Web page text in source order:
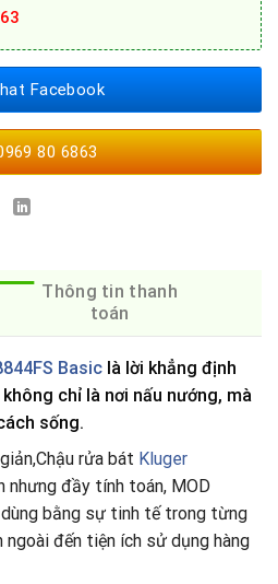
Facebook
80 6863
Thông tin thanh
toán
Basic là lời khẳng định
chỉ là nơi nấu nướng, mà
sống.
rửa bát Kluger
nhưng đầy tính toán, MOD
dùng bằng sự tinh tế trong từng
đến tiện ích sử dụng hàng